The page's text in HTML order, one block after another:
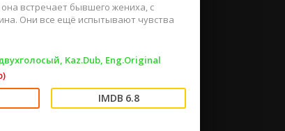
встречает бывшего жениха, с
Они все ещё испытывают чувства
Kaz.Dub, Eng.Original
6.8